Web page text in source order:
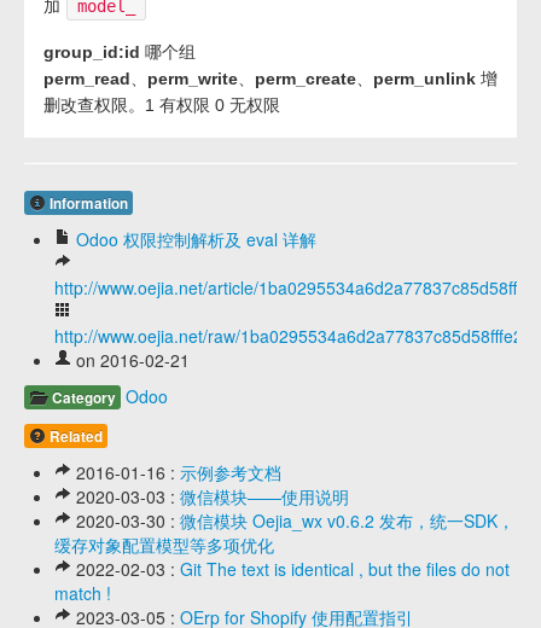
加
model_
group_id:id 哪个组
perm_read
perm_write perm_create perm_unlink 增
删改查权限。1 有权限 0 无权限
Information
Odoo 权限控制解析及 eval 详解
http://www.oejia.net/article/
http://www.oejia.net/raw/1ba0295534a6d2a77837c85d58fffe24
on 2016-02-21
Category Odoo
Related
2016-01-16 : 示例参考文档
2020-03-03 : 微信模块——使用说明
2020-03-30 : 微信模块 Oejia_wx v0.6.2 发布，统一SDK，
缓存对象配置模型等多项优化
2022-02-03 : Git The text is identical , but the files do not
match !
2023-03-05 : OErp for Shopify 使用配置指引